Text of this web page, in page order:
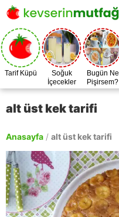
Tarif Küpü
Soğuk
İçecekler
Bugün Ne
Pişirsem?
alt üst kek tarifi
Anasayfa / alt üst kek tarifi